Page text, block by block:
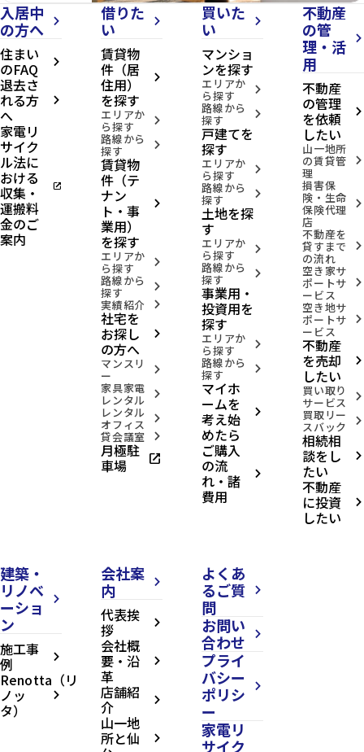
入居中
の方へ
arrow_forward_ios
住まい
のFAQ arrow_forward_ios
退去さ
れる方
へ
arrow_forward_ios
家電リ
サイク
ル法に
おける
収集・
運搬料
金のご
案内
open_in_new
借りた
い
arrow_forward_ios
賃貸物
件（居
住用）
を探す
arrow_forward_ios
エリアか
ら探す arrow_forward_ios
路線から
探す arrow_forward_ios
賃貸物
件（テ
ナン
ト・事
業用）
を探す
arrow_forward_ios
エリアか
ら探す arrow_forward_ios
路線から
探す arrow_forward_ios
実績紹介 arrow_forward_ios
社宅を
お探し
の方へ
arrow_forward_ios
マンスリ
ー arrow_forward_ios
家具家電
レンタル arrow_forward_ios
レンタル
オフィス arrow_forward_ios
貸会議室 arrow_forward_ios
月極駐
車場 open_in_new
買いた
い
arrow_forward_ios
マンショ
ンを探す
エリアか
ら探す arrow_forward_ios
路線から
探す arrow_forward_ios
戸建てを
探す
エリアか
ら探す arrow_forward_ios
路線から
探す arrow_forward_ios
土地を探
す
エリアか
ら探す arrow_forward_ios
路線から
探す arrow_forward_ios
事業用・
投資用を
探す
エリアか
ら探す arrow_forward_ios
路線から
探す arrow_forward_ios
マイホ
ームを
考え始
めたら
arrow_forward_ios
ご購入
の流
れ・諸
費用
arrow_forward_ios
不動産
の管
理・活
用
arrow_forward_ios
不動産
の管理
を依頼
したい
arrow_forward_ios
山一地所
の賃貸管
理
arrow_forward_ios
損害保
険・生命
保険代理
店
arrow_forward_ios
不動産を
貸すまで
の流れ
arrow_forward_ios
空き家サ
ポートサ
ービス
arrow_forward_ios
空き地サ
ポートサ
ービス
arrow_forward_ios
不動産
を売却
したい
arrow_forward_ios
買い取り
サービス arrow_forward_ios
買取リー
スバック arrow_forward_ios
相続相
談をし
たい
arrow_forward_ios
不動産
に投資
したい
arrow_forward_ios
建築・
リノベ
ーショ
ン
arrow_forward_ios
施工事
例 arrow_forward_ios
Renotta（リ
ノッ
タ）
arrow_forward_ios
会社案
内
arrow_forward_ios
代表挨
拶 arrow_forward_ios
会社概
要・沿
革
arrow_forward_ios
店舗紹
介 arrow_forward_ios
山一地
所と仙 arrow_forward_ios
よくあ
るご質
問
arrow_forward_ios
お問い
合わせ
arrow_forward_ios
プライ
バシー
ポリシ
ー
arrow_forward_ios
家電リ
サイク